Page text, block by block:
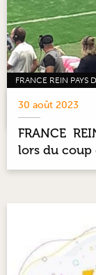
FRANCE REIN PAYS
30 août 2023
FRANCE
lors du coup